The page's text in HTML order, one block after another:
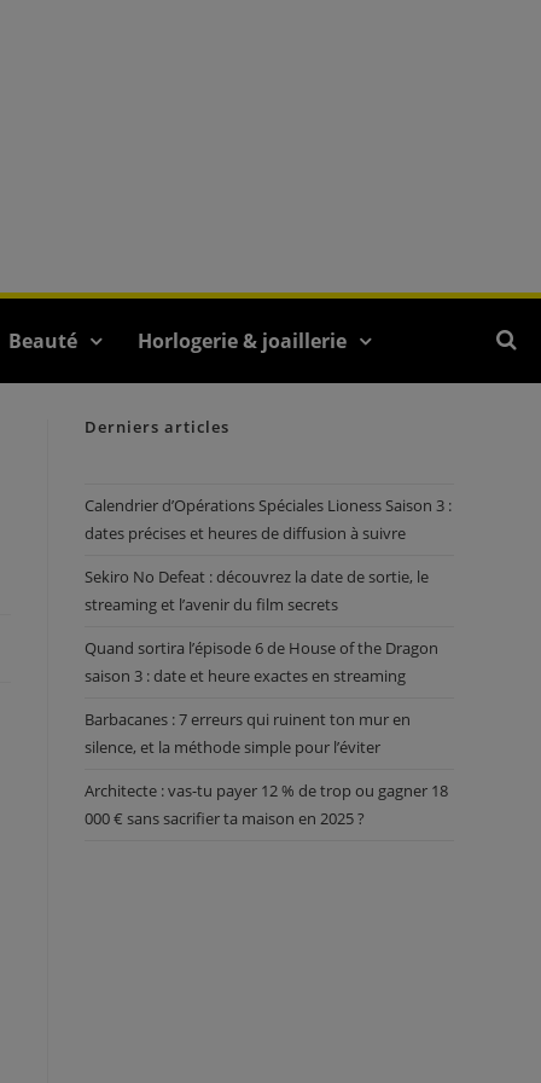
Beauté Horlogerie & joaillerie
Derniers articles
Calendrier d’Opérations Spéciales Lioness Saison 3 :
dates précises et heures de diffusion à suivre
Sekiro No Defeat : découvrez la date de sortie, le
streaming et l’avenir du film secrets
Quand sortira l’épisode 6 de House of the Dragon
saison 3 : date et heure exactes en streaming
Barbacanes : 7 erreurs qui ruinent ton mur en
silence, et la méthode simple pour l’éviter
Architecte : vas-tu payer 12 % de trop ou gagner 18
000 € sans sacrifier ta maison en 2025 ?